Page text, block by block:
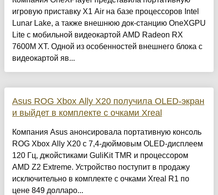
игровую приставку X1 Air на базе процессоров Intel
Lunar Lake, а также внешнюю док-станцию OneXGPU
Lite с мобильной видеокартой AMD Radeon RX
7600M XT. Одной из особенностей внешнего блока с
видеокартой яв...
Asus ROG Xbox Ally X20 получила OLED-экран
и выйдет в комплекте с очками Xreal
Компания Asus анонсировала портативную консоль
ROG Xbox Ally X20 с 7,4-дюймовым OLED-дисплеем
120 Гц, джойстиками GuliKit TMR и процессором
AMD Z2 Extreme. Устройство поступит в продажу
исключительно в комплекте с очками Xreal R1 по
цене 849 долларо...